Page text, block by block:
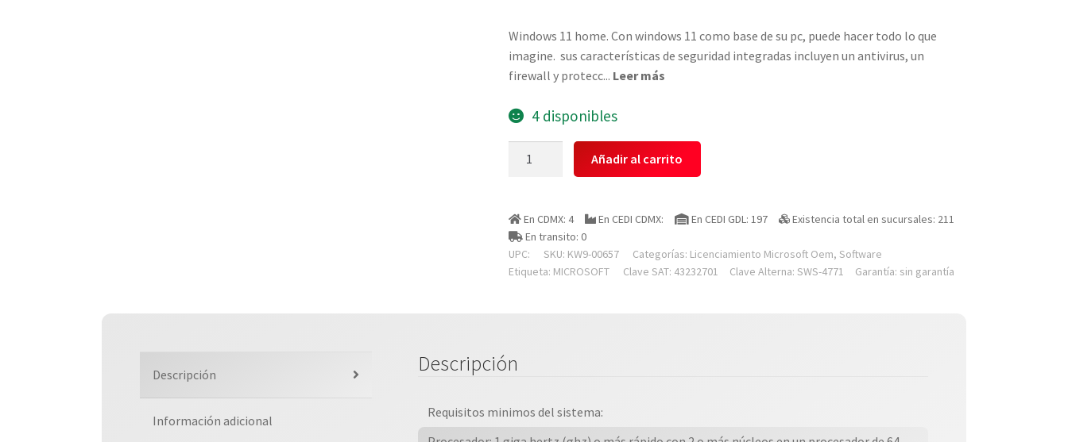
Windows 11 home. Con windows 11 como base de su pc, puede hacer todo lo que
imagine.  sus características de seguridad integradas incluyen un antivirus, un
firewall y protecc... Leer más
4 disponibles
Oem
Windows
11
Home
Latam
Pk
Añadir al carrito
En CDMX: 4 En CEDI CDMX: En CEDI GDL: 197
Existencia total en sucursales: 211
En transito: 0
UPC:
SKU: KW9-00657 Categorías: Licenciamiento Microsoft Oem, Software
Etiqueta: MICROSOFT Clave SAT: 43232701 Clave Alterna: SWS-4771 Garantía: sin garantía
Descripción
Información adicional
Descripción
Requisitos minimos del sistema: